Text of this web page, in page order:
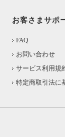
お客さまサポ
FAQ
お問い合わせ
サービス利用規
特定商取引法に